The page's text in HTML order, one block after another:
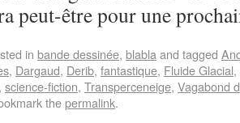
peut-être pour une
in bande dessinée, blabla and tagged
, Dargaud, Derib, fantastique, Fluide Glacial,
, science-fiction, Transperceneige, Vagabond
thepermalink.